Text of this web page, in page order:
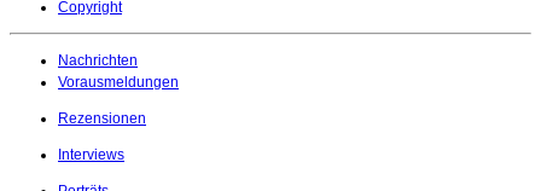
Copyright
Nachrichten
Vorausmeldungen
Rezensionen
Interviews